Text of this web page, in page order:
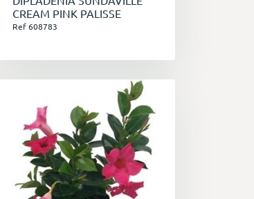
des espaces extérieurs
en font une plante très
lancée !
CREAM PINK PALISSE
Ref 608783